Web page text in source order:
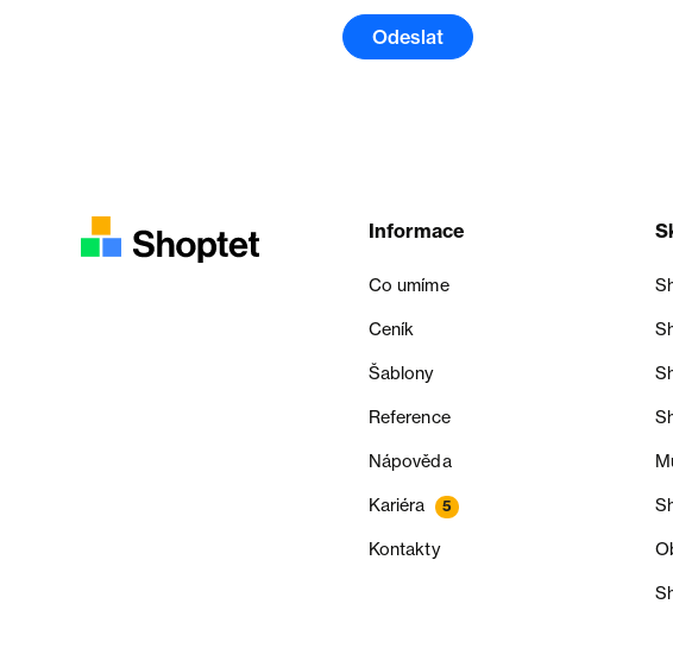
Odeslat
Informace
Co umíme
Ceník
Šablony
Reference
Nápověda
Kariéra 5
Kontakty